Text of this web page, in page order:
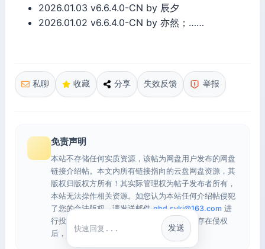
2026.01.03 v6.6.4.0-CN by 辰夕
2026.01.02 v6.6.4.0-CN by 亦然；……
私聊 收藏 分享 失效反馈 举报
免责声明
本站不存储任何实质资源，该帖为网盘用户发布的网盘
链接介绍帖。本文内所有链接指向的云盘网盘资源，其
版权归版权方所有！其实际管理权为帖子发布者所有，
本站无法操作相关资源。如您认为本站任何介绍帖侵犯
了您的合法版权，请发送邮件qhd.sykj@163.com 进
行投诉，我们将在确认本文链接指向的资源存在侵权
后，立即删除相关介绍帖子！
快捷回复
发送